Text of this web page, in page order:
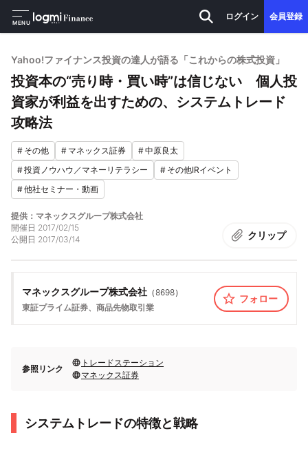
MENU
ログイン 会員登録
Yahoo!ファイナンス投資の達人が語る「これからの株式投資」
投資本の“売り時・買い時”は信じない 個人投
資家が利益を出すための、システムトレード
攻略法
# その他 # マネックス証券 #中原良太
#投資ノウハウ／マネーリテラシー # その他IRイベント
#他社セミナー・動画
提供：マネックスグループ株式会社
開催日 2017/02/15
公開日 2017/03/14 クリップ
マネックスグループ株式会社 （8698）
東証プライム証券、商品先物取引業
フォロー
参照リンク
トレードステーション
マネックス証券
システムトレードの特徴と戦略